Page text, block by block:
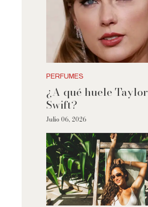
PERFUMES
¿A qué huele Taylor
Swift?
Julio 06, 2026